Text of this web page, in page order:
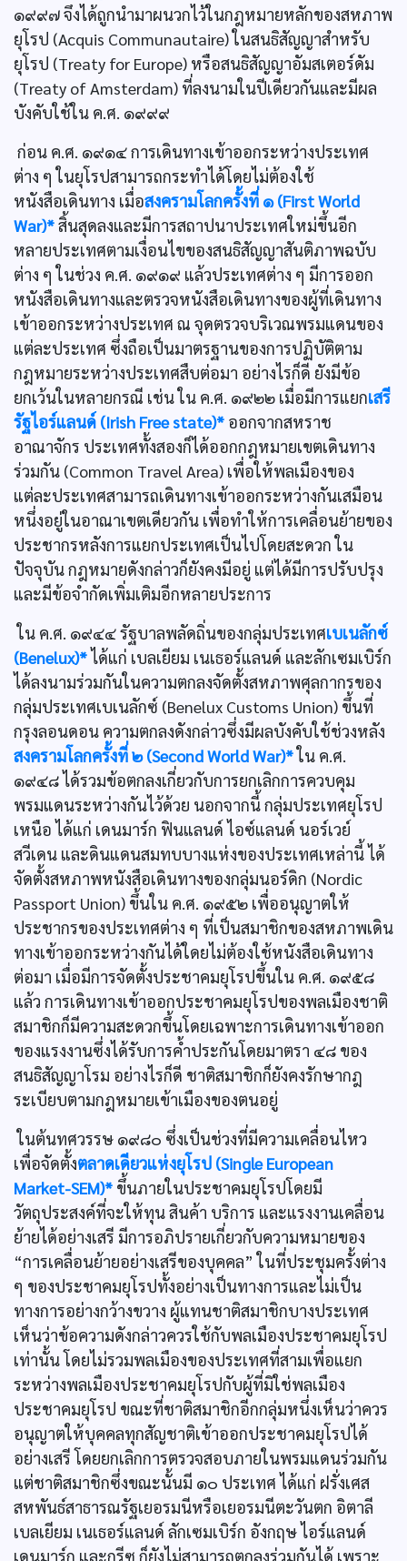
๑๙๙๗ จึงได้ถูกนำมาผนวกไว้ในกฎหมายหลักของสหภาพ
ยุโรป (Acquis Communautaire) ในสนธิสัญญาสำหรับ
ยุโรป (Treaty for Europe) หรือสนธิสัญญาอัมสเตอร์ดัม
(Treaty of Amsterdam) ที่ลงนามในปีเดียวกันและมีผล
บังคับใช้ใน ค.ศ. ๑๙๙๙
ก่อน ค.ศ. ๑๙๑๔ การเดินทางเข้าออกระหว่างประเทศ
ต่าง ๆ ในยุโรปสามารถกระทำได้โดยไม่ต้องใช้
หนังสือเดินทาง เมื่อสงครามโลกครั้งที่ ๑ (First World
War)*สิ้นสุดลงและมีการสถาปนาประเทศใหม่ขึ้นอีก
หลายประเทศตามเงื่อนไขของสนธิสัญญาสันติภาพฉบับ
ต่าง ๆ ในช่วง ค.ศ. ๑๙๑๙ แล้วประเทศต่าง ๆ มีการออก
หนังสือเดินทางและตรวจหนังสือเดินทางของผู้ที่เดินทาง
เข้าออกระหว่างประเทศ ณ จุดตรวจบริเวณพรมแดนของ
แต่ละประเทศ ซึ่งถือเป็นมาตรฐานของการปฏิบัติตาม
กฎหมายระหว่างประเทศสืบต่อมา อย่างไรก็ดี ยังมีข้อ
ยกเว้นในหลายกรณี เช่น ใน ค.ศ. ๑๙๒๒ เมื่อมีการแยกเสรี
รัฐไอร์แลนด์ (Irish Free state)* ออกจากสหราช
อาณาจักร ประเทศทั้งสองก็ได้ออกกฎหมายเขตเดินทาง
ร่วมกัน (Common Travel Area) เพื่อให้พลเมืองของ
แต่ละประเทศสามารถเดินทางเข้าออกระหว่างกันเสมือน
หนึ่งอยู่ในอาณาเขตเดียวกัน เพื่อทำให้การเคลื่อนย้ายของ
ประชากรหลังการแยกประเทศเป็นไปโดยสะดวก ใน
ปัจจุบัน กฎหมายดังกล่าวก็ยังคงมีอยู่ แต่ได้มีการปรับปรุง
และมีข้อจำกัดเพิ่มเติมอีกหลายประการ
ใน ค.ศ. ๑๙๔๔ รัฐบาลพลัดถิ่นของกลุ่มประเทศเบเนลักซ์
(Benelux)*ได้แก่ เบลเยียม เนเธอร์แลนด์ และลักเซมเบิร์ก
ได้ลงนามร่วมกันในความตกลงจัดตั้งสหภาพศุลกากรของ
กลุ่มประเทศเบเนลักซ์ (Benelux Customs Union) ขึ้นที่
กรุงลอนดอน ความตกลงดังกล่าวซึ่งมีผลบังคับใช้ช่วงหลัง
สงครามโลกครั้งที่ ๒ (Second World War)*ใน ค.ศ.
๑๙๔๘ ได้รวมข้อตกลงเกี่ยวกับการยกเลิกการควบคุม
พรมแดนระหว่างกันไว้ด้วย นอกจากนี้ กลุ่มประเทศยุโรป
เหนือ ได้แก่ เดนมาร์ก ฟินแลนด์ ไอซ์แลนด์ นอร์เวย์
สวีเดน และดินแดนสมทบบางแห่งของประเทศเหล่านี้ ได้
จัดตั้งสหภาพหนังสือเดินทางของกลุ่มนอร์ดิก (Nordic
Passport Union) ขึ้นใน ค.ศ. ๑๙๕๒ เพื่ออนุญาตให้
ประชากรของประเทศต่าง ๆ ที่เป็นสมาชิกของสหภาพเดิน
ทางเข้าออกระหว่างกันได้ใดยไม่ต้องใช้หนังสือเดินทาง
ต่อมา เมื่อมีการจัดตั้งประชาคมยุโรปขึ้นใน ค.ศ. ๑๙๕๘
แล้ว การเดินทางเข้าออกประชาคมยุโรปของพลเมืองชาติ
สมาชิกก็มีความสะดวกขึ้นโดยเฉพาะการเดินทางเข้าออก
ของแรงงานซึ่งได้รับการคํ้าประกันโดยมาตรา ๔๘ ของ
สนธิสัญญาโรม อย่างไรก็ดี ชาติสมาชิกก็ยังคงรักษากฎ
ระเบียบตามกฎหมายเข้าเมืองของตนอยู่
ในต้นทศวรรษ ๑๙๘๐ ซึ่งเป็นช่วงที่มีความเคลื่อนไหว
เพื่อจัดตั้งตลาดเดียวแห่งยุโรป (Single European
Market-SEM)* ขึ้นภายในประชาคมยุโรปโดยมี
วัตถุประสงค์ที่จะให้ทุน สินค้า บริการ และแรงงานเคลื่อน
ย้ายได้อย่างเสรี มีการอภิปรายเกี่ยวกับความหมายของ
“การเคลื่อนย้ายอย่างเสรีของบุคคล” ในที่ประชุมครั้งต่าง
ๆ ของประชาคมยุโรปทั้งอย่างเป็นทางการและไม่เป็น
ทางการอย่างกว้างขวาง ผู้แทนชาติสมาชิกบางประเทศ
เห็นว่าข้อความดังกล่าวควรใช้กับพลเมืองประชาคมยุโรป
เท่านั้น โดยไม่รวมพลเมืองของประเทศที่สามเพื่อแยก
ระหว่างพลเมืองประชาคมยุโรปกับผู้ที่มิใช่พลเมือง
ประชาคมยุโรป ขณะที่ชาติสมาชิกอีกกลุ่มหนึ่งเห็นว่าควร
อนุญาตให้บุคคลทุกสัญชาติเข้าออกประชาคมยุโรปได้
อย่างเสรี โดยยกเลิกการตรวจสอบภายในพรมแดนร่วมกัน
แต่ชาติสมาชิกซึ่งขณะนั้นมี ๑๐ ประเทศ ได้แก่ ฝรั่งเศส
สหพันธ์สาธารณรัฐเยอรมนีหรือเยอรมนีตะวันตก อิตาลี
เบลเยียม เนเธอร์แลนด์ ลักเซมเบิร์ก อังกฤษ ไอร์แลนด์
เดนมาร์ก และกรีซ ก็ยังไม่สามารถตกลงร่วมกันได้ เพราะ